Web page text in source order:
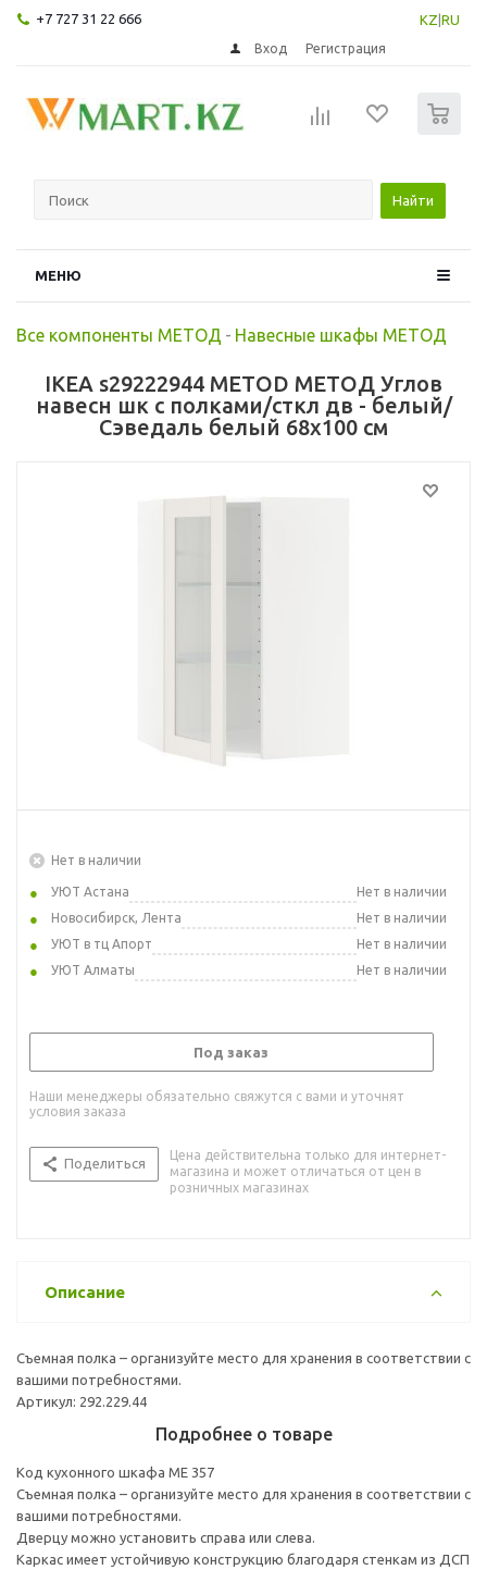
+7 727 31 22 666 KZ RU
Вход Регистрация
Найти
МЕНЮ
Все компоненты МЕТОД - Навесные шкафы МЕТОД
IKEA s29222944 METOD МЕТОД Углов
навесн шк с полками/сткл дв - белый/
Сэведаль белый 68x100 см
Нет в наличии
УЮТ Астана
Нет в наличии
Новосибирск, Лента
Нет в наличии
УЮТ в тц Апорт
Нет в наличии
УЮТ Алматы
Нет в наличии
Под заказ
Наши менеджеры обязательно свяжутся с вами и уточнят
условия заказа
Поделиться
Цена действительна только для интернет-
магазина и может отличаться от цен в
розничных магазинах
Описание
Съемная полка – организуйте место для хранения в соответствии с
вашими потребностями.
Артикул: 292.229.44
Подробнее о товаре
Код кухонного шкафа ME 357
Съемная полка – организуйте место для хранения в соответствии с
вашими потребностями.
Дверцу можно установить справа или слева.
Каркас имеет устойчивую конструкцию благодаря стенкам из ДСП